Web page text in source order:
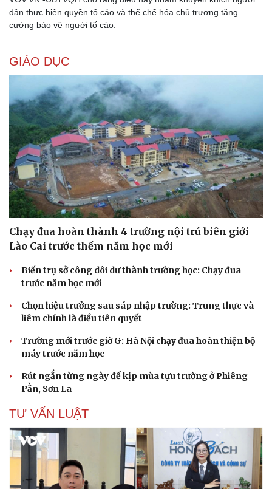
Văn hóa
Sân khấu - Điện ảnh
Văn học
Âm nhạc
Di sản
Giải trí
Nghệ sĩ
Thời trang
Sao Việt
dân thực hiện quyền tố cáo và thể chế hóa chủ trương tăng
cường bảo vệ người tố cáo.
GIÁO DỤC
Chạy đua hoàn thành 4 trường nội trú biên giới
Lào Cai trước thềm năm học mới
Biến trụ sở công dôi dư thành trường học: Chạy đua
trước năm học mới
Chọn hiệu trưởng sau sáp nhập trường: Trung thực và
liêm chính là điều tiên quyết
Trường mới trước giờ G: Hà Nội chạy đua hoàn thiện bộ
máy trước năm học
Rút ngắn từng ngày để kịp mùa tựu trường ở Phiêng
Pằn, Sơn La
TƯ VẤN LUẬT